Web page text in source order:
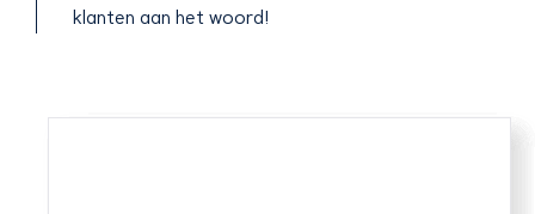
klanten aan het woord!